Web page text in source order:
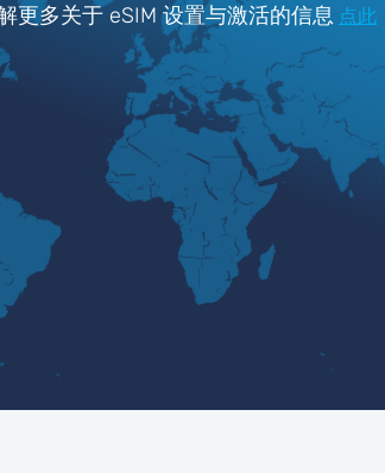
更多关于 eSIM 设置与激活的信息 点此